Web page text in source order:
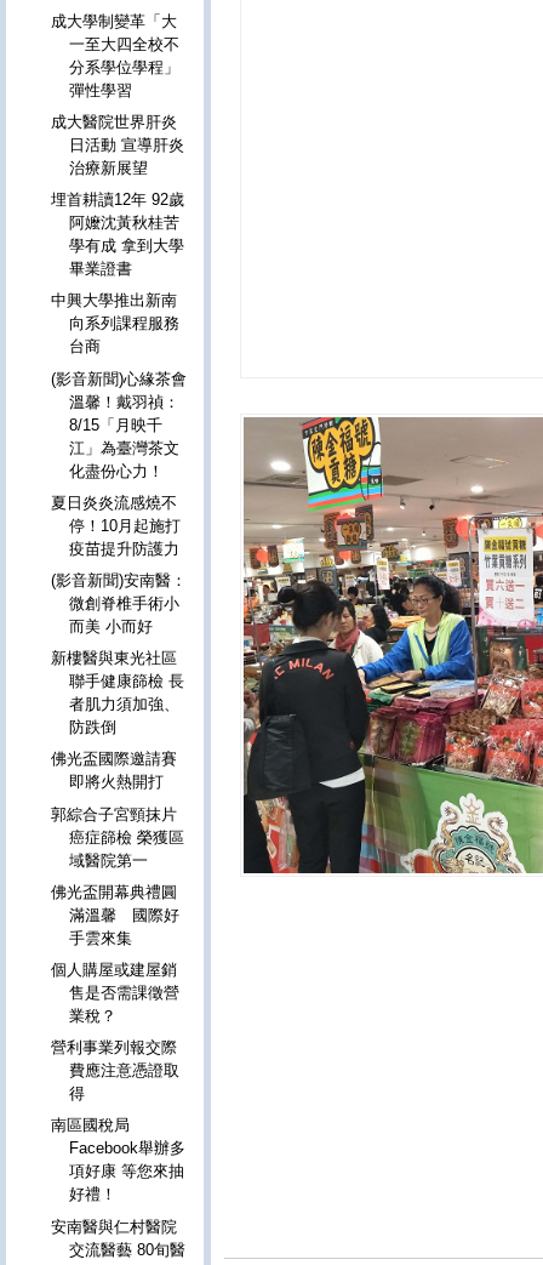
成大學制變革「大
一至大四全校不
分系學位學程」
彈性學習
成大醫院世界肝炎
日活動 宣導肝炎
治療新展望
埋首耕讀12年 92歲
阿嬤沈黃秋桂苦
學有成 拿到大學
畢業證書
中興大學推出新南
向系列課程服務
台商
(影音新聞)心緣茶會
溫馨！戴羽禎：
8/15「月映千
江」為臺灣茶文
化盡份心力！
夏日炎炎流感燒不
停！10月起施打
疫苗提升防護力
(影音新聞)安南醫：
微創脊椎手術小
而美 小而好
新樓醫與東光社區
聯手健康篩檢 長
者肌力須加強、
防跌倒
佛光盃國際邀請賽
即將火熱開打
郭綜合子宮頸抹片
癌症篩檢 榮獲區
域醫院第一
佛光盃開幕典禮圓
滿溫馨 國際好
手雲來集
個人購屋或建屋銷
售是否需課徵營
業稅？
營利事業列報交際
費應注意憑證取
得
南區國稅局
Facebook舉辦多
項好康 等您來抽
好禮！
安南醫與仁村醫院
交流醫藝 80旬醫